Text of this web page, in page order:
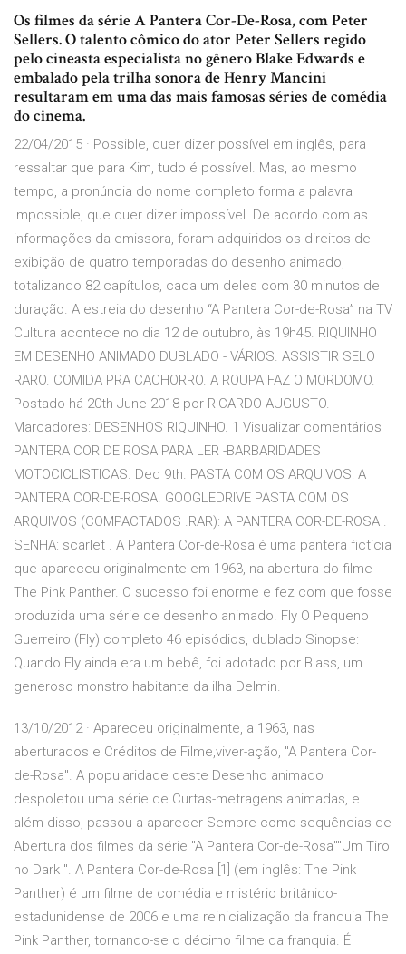
Os filmes da série A Pantera Cor-De-Rosa, com Peter
Sellers. O talento cômico do ator Peter Sellers regido
pelo cineasta especialista no gênero Blake Edwards e
embalado pela trilha sonora de Henry Mancini
resultaram em uma das mais famosas séries de comédia
do cinema.
22/04/2015 · Possible, quer dizer possível em inglês, para
ressaltar que para Kim, tudo é possível. Mas, ao mesmo
tempo, a pronúncia do nome completo forma a palavra
Impossible, que quer dizer impossível. De acordo com as
informações da emissora, foram adquiridos os direitos de
exibição de quatro temporadas do desenho animado,
totalizando 82 capítulos, cada um deles com 30 minutos de
duração. A estreia do desenho “A Pantera Cor-de-Rosa” na TV
Cultura acontece no dia 12 de outubro, às 19h45. RIQUINHO
EM DESENHO ANIMADO DUBLADO - VÁRIOS. ASSISTIR SELO
RARO. COMIDA PRA CACHORRO. A ROUPA FAZ O MORDOMO.
Postado há 20th June 2018 por RICARDO AUGUSTO.
Marcadores: DESENHOS RIQUINHO. 1 Visualizar comentários
PANTERA COR DE ROSA PARA LER -BARBARIDADES
MOTOCICLISTICAS. Dec 9th. PASTA COM OS ARQUIVOS: A
PANTERA COR-DE-ROSA. GOOGLEDRIVE PASTA COM OS
ARQUIVOS (COMPACTADOS .RAR): A PANTERA COR-DE-ROSA .
SENHA: scarlet . A Pantera Cor-de-Rosa é uma pantera fictícia
que apareceu originalmente em 1963, na abertura do filme
The Pink Panther. O sucesso foi enorme e fez com que fosse
produzida uma série de desenho animado. Fly O Pequeno
Guerreiro (Fly) completo 46 episódios, dublado Sinopse:
Quando Fly ainda era um bebê, foi adotado por Blass, um
generoso monstro habitante da ilha Delmin.
13/10/2012 · Apareceu originalmente, a 1963, nas
aberturados e Créditos de Filme,viver-ação, "A Pantera Cor-
de-Rosa". A popularidade deste Desenho animado
despoletou uma série de Curtas-metragens animadas, e
além disso, passou a aparecer Sempre como sequências de
Abertura dos filmes da série "A Pantera Cor-de-Rosa""Um Tiro
no Dark ". A Pantera Cor-de-Rosa [1] (em inglês: The Pink
Panther) é um filme de comédia e mistério britânico-
estadunidense de 2006 e uma reinicialização da franquia The
Pink Panther, tornando-se o décimo filme da franquia. É